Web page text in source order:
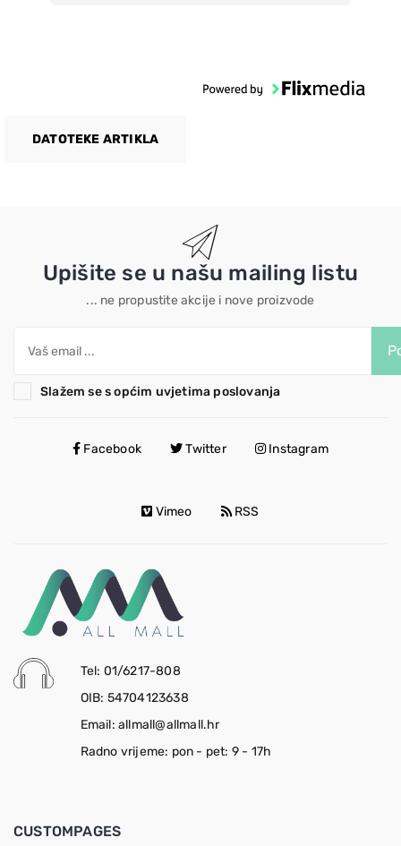
DATOTEKE ARTIKLA
Upišite se u našu mailing listu
... ne propustite akcije i nove proizvode
Slažem se s općim uvjetima poslovanja
Facebook Twitter Instagram
Vimeo RSS
Tel: 01/6217-808
OIB: 54704123638
Email: allmall@allmall.hr
Radno vrijeme: pon - pet: 9 - 17h
CUSTOMPAGES